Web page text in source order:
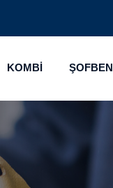
KOMBİ ŞOFBEN